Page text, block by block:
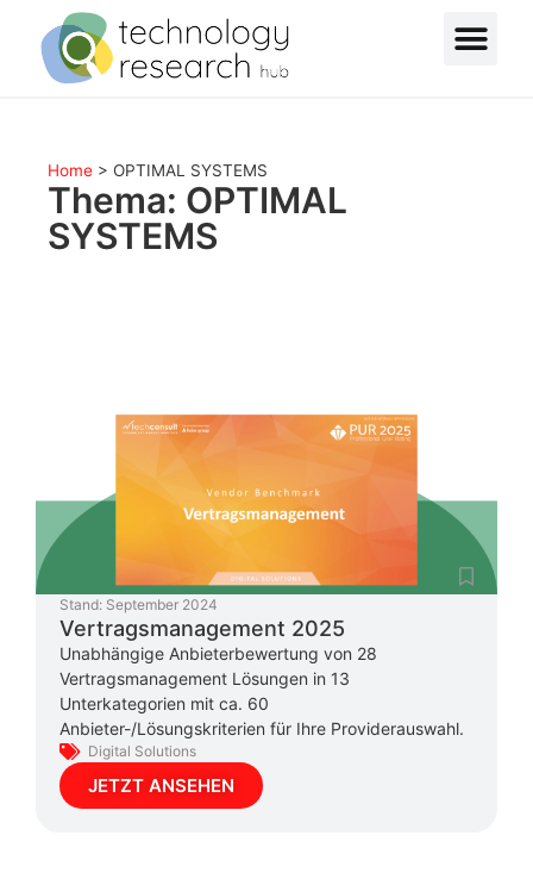
Home > OPTIMAL SYSTEMS
Thema: OPTIMAL
SYSTEMS
Stand: September 2024
Vertragsmanagement 2025
Unabhängige Anbieterbewertung von 28
Vertragsmanagement Lösungen in 13
Unterkategorien mit ca. 60
Anbieter-/Lösungskriterien für Ihre Providerauswahl.
Digital Solutions
JETZT ANSEHEN